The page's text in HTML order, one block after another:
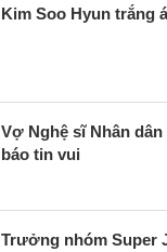
Kim Soo Hyun trắng
Vợ Nghệ sĩ Nhân
báo tin vui
Trưởng nhóm Super